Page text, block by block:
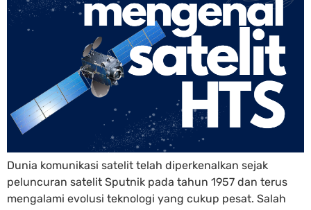
Dunia komunikasi satelit telah diperkenalkan sejak
peluncuran satelit Sputnik pada tahun 1957 dan terus
mengalami evolusi teknologi yang cukup pesat. Salah